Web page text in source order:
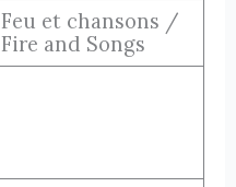
Feu et chansons /
Fire and Songs